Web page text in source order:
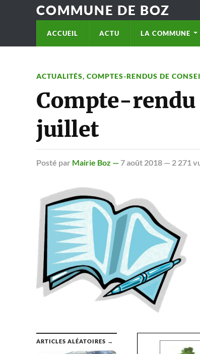
COMMUNE DE BOZ
ACCUEIL ACTU LA COMMUNE
ACTUALITÉS, COMPTES-RENDUS DE
Compte-
juillet
Posté par Mairie Boz —7 août 2018 — 2 271
ARTICLES ALÉATOIRES →